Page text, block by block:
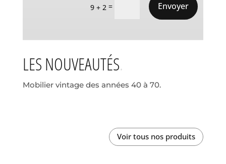
9 + 2 = Envoyer
LES NOUVEAUTÉS
Mobilier vintage des années 40 à 70.
Voir tous nos produits